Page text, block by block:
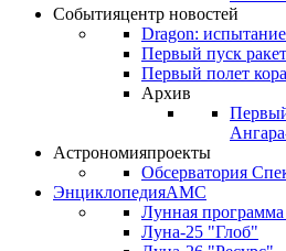
Событияцентр новостей
Dragon:
Первый пуск
Первый полет
Архив
Астрономияпроекты
Обсерватория
ЭнциклопедияАМС
Лунная
Луна-25 "Глоб"